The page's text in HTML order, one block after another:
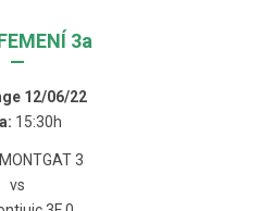
3a
—
12/06/22
15:30h
3
vs